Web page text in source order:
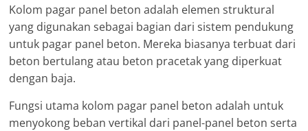
Kolom pagar panel beton adalah elemen struktural
yang digunakan sebagai bagian dari sistem pendukung
untuk pagar panel beton. Mereka biasanya terbuat dari
beton bertulang atau beton pracetak yang diperkuat
dengan baja.
Fungsi utama kolom pagar panel beton adalah untuk
menyokong beban vertikal dari panel-panel beton serta